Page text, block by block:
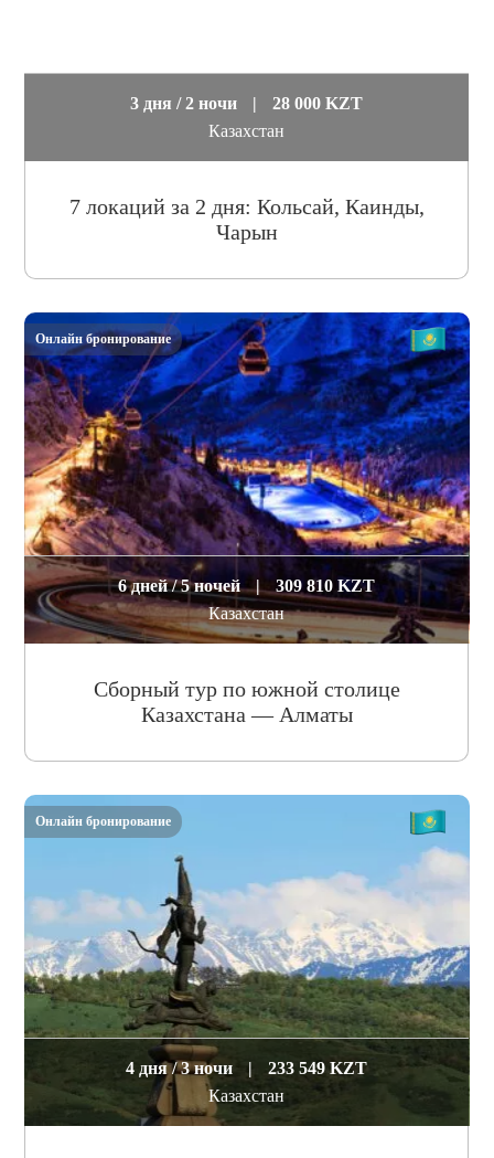
3 дня / 2 ночи |
28 000 KZT
Казахстан
7 локаций за 2 дня: Кольсай, Каинды,
Чарын
6 дней / 5 ночей |
309 810 KZT
Казахстан
Сборный тур по южной столице
Казахстана — Алматы
Онлайн бронирование
4 дня / 3 ночи |
233 549 KZT
Казахстан
Онлайн бронирование